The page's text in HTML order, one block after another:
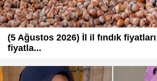
(5 Ağustos 2026) İl il fındık
fiyatla...